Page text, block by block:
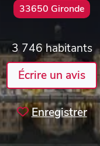
33650 Gironde
3 746 habitants
Écrire un avis
Enregistrer